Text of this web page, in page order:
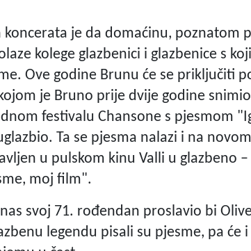
koncerata je da domaćinu,
kolege glazbenici i glazbenice s
Ove godine Brunu će se priključiti
je Bruno prije dvije godine
festivalu Chansone s pjesmom
Ta se pjesma nalazi i na
u pulskom kinu Valli u glazbeno
moj film".
svoj 71. rođendan proslavio bi
legendu pisali su pjesme, pa